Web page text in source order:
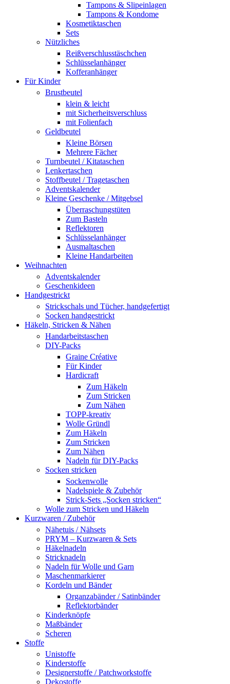
Tampons & Slipeinlagen
Tampons & Kondome
Kosmetiktaschen
Sets
Nützliches
Reißverschlusstäschchen
Schlüsselanhänger
Kofferanhänger
Für Kinder
Brustbeutel
klein & leicht
mit Sicherheitsverschluss
mit Folienfach
Geldbeutel
Kleine Börsen
Mehrere Fächer
Turnbeutel / Kitataschen
Lenkertaschen
Stoffbeutel / Tragetaschen
Adventskalender
Kleine Geschenke / Mitgebsel
Überraschungstüten
Zum Basteln
Reflektoren
Schlüsselanhänger
Ausmaltaschen
Kleine Handarbeiten
Weihnachten
Adventskalender
Geschenkideen
Handgestrickt
Strickschals und Tücher, handgefertigt
Socken handgestrickt
Häkeln, Stricken & Nähen
Handarbeitstaschen
DIY-Packs
Graine Créative
Für Kinder
Hardicraft
Zum Häkeln
Zum Stricken
Zum Nähen
TOPP-kreativ
Wolle Gründl
Zum Häkeln
Zum Stricken
Zum Nähen
Nadeln für DIY-Packs
Socken stricken
Sockenwolle
Nadelspiele & Zubehör
Strick-Sets „Socken stricken“
Wolle zum Stricken und Häkeln
Kurzwaren / Zubehör
Nähetuis / Nähsets
PRYM – Kurzwaren & Sets
Häkelnadeln
Stricknadeln
Nadeln für Wolle und Garn
Maschenmarkierer
Kordeln und Bänder
Organzabänder / Satinbänder
Reflektorbänder
Kinderknöpfe
Maßbänder
Scheren
Stoffe
Unistoffe
Kinderstoffe
Designerstoffe / Patchworkstoffe
Dekostoffe